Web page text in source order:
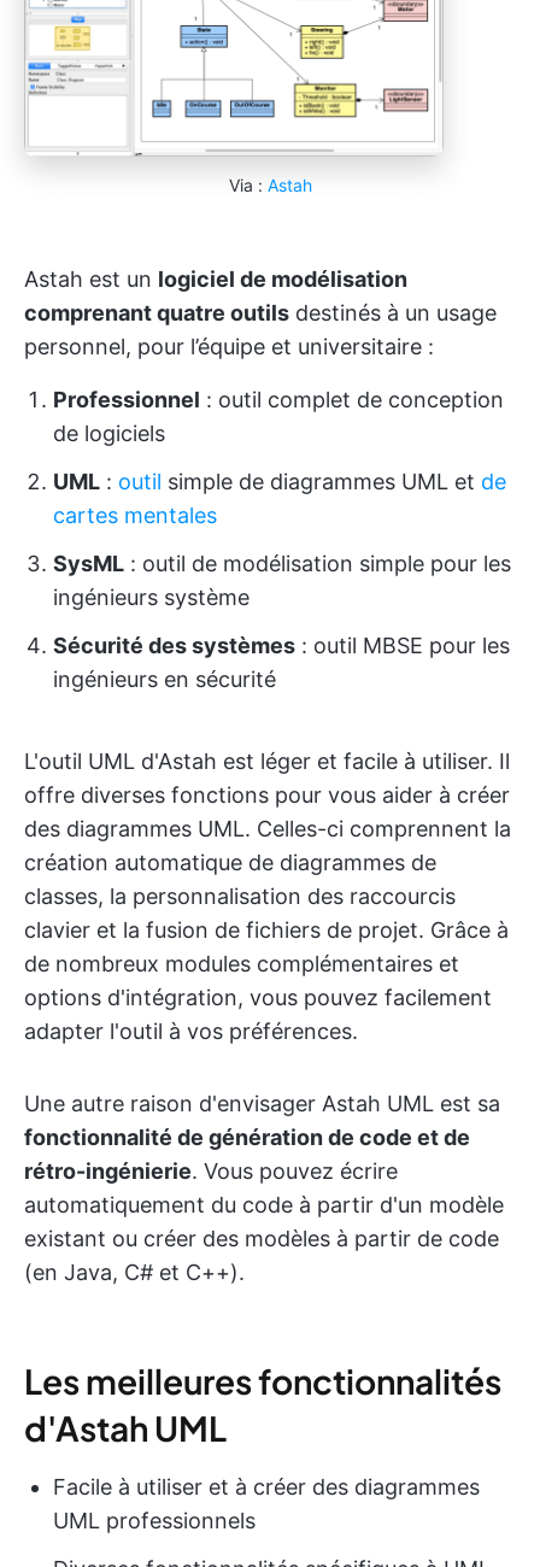
Via : Astah
Astah est un logiciel de modélisation
comprenant quatre outils destinés à un usage
personnel, pour l’équipe et universitaire :
Professionnel : outil complet de conception
de logiciels
UML : outil simple de diagrammes UML et de
cartes mentales
SysML : outil de modélisation simple pour les
ingénieurs système
Sécurité des systèmes : outil MBSE pour les
ingénieurs en sécurité
L'outil UML d'Astah est léger et facile à utiliser. Il
offre diverses fonctions pour vous aider à créer
des diagrammes UML. Celles-ci comprennent la
création automatique de diagrammes de
classes, la personnalisation des raccourcis
clavier et la fusion de fichiers de projet. Grâce à
de nombreux modules complémentaires et
options d'intégration, vous pouvez facilement
adapter l'outil à vos préférences.
Une autre raison d'envisager Astah UML est sa
fonctionnalité de génération de code et de
rétro-ingénierie. Vous pouvez écrire
automatiquement du code à partir d'un modèle
existant ou créer des modèles à partir de code
(en Java, C# et C++).
Les meilleures fonctionnalités
d'Astah UML
Facile à utiliser et à créer des diagrammes
UML professionnels